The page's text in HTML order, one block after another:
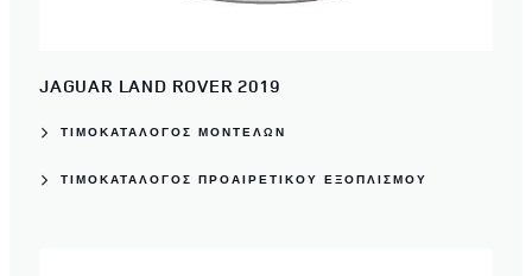
JAGUAR LAND ROVER 2019
ΤΙΜΟΚΑΤΆΛΟΓΟΣ ΜΟΝΤΈΛΩΝ
ΤΙΜΟΚΑΤΆΛΟΓΟΣ ΠΡΟΑΙΡΕΤΙΚΟΎ ΕΞΟΠΛΙΣΜΟΎ